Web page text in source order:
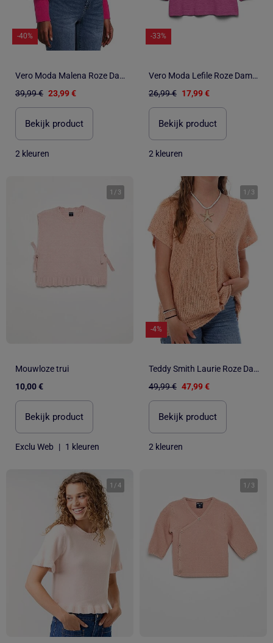
-40%
Vero Moda Malena Roze Dames Trui
39,99 € 23,99 €
Bekijk product
2 kleuren
-33%
Vero Moda Lefile Roze Dames Trui
26,99 € 17,99 €
Bekijk product
2 kleuren
1 / 3
Mouwloze trui
10,00 €
Bekijk product
Exclu Web | 1 kleuren
1 / 3
-4%
Teddy Smith Laurie Roze Damesgilet
49,99 € 47,99 €
Bekijk product
2 kleuren
1 /4 1 / 3